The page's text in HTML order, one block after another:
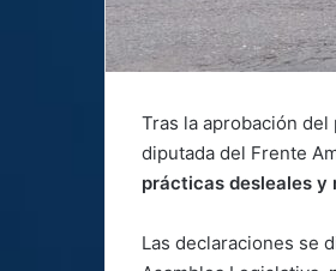
Tras la aprobación
diputada del Frente
prácticas desleales y
Las declaraciones se